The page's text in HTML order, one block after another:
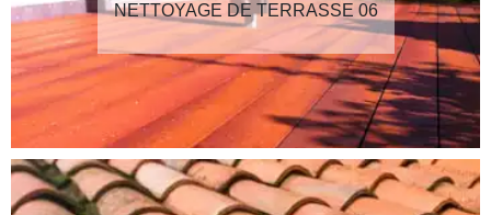
NETTOYAGE DE TERRASSE 06